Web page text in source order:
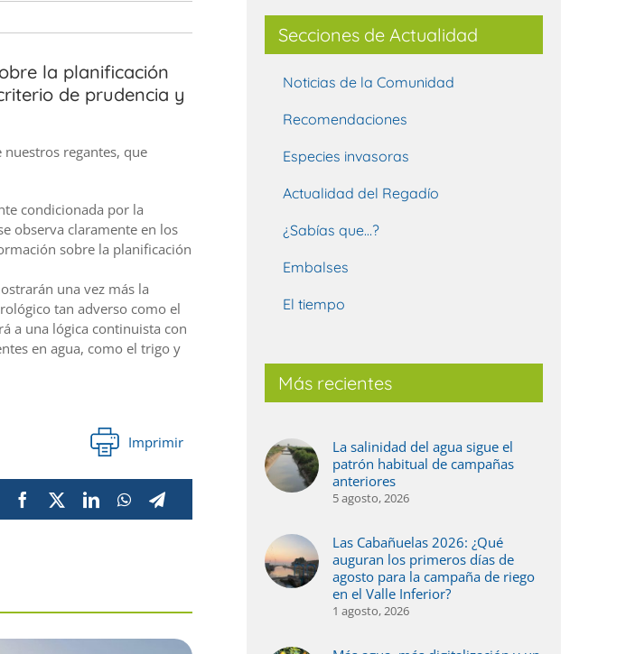
la planificación
de prudencia y
regantes, que
condicionada por la
observa claramente en los
sobre la planificación
una vez más la
tan adverso como el
a una lógica continuista con
en agua, como el trigo y
Imprimir
Secciones de Actualidad
Noticias de la Comunidad
Recomendaciones
Especies invasoras
Actualidad del Regadío
¿Sabías que…?
Embalses
El tiempo
Más recientes
La salinidad del agua sigue el
patrón habitual de campañas
anteriores
5 agosto, 2026
Las Cabañuelas 2026: ¿Qué
auguran los primeros días de
agosto para la campaña de riego
en el Valle Inferior?
1 agosto, 2026